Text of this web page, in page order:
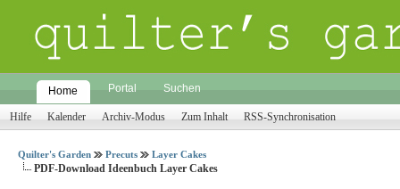
Home Portal Suchen
Hilfe Kalender Archiv-Modus Zum Inhalt RSS-Synchronisation
Quilter's Garden Precuts Layer Cakes
PDF-Download Ideenbuch Layer Cakes